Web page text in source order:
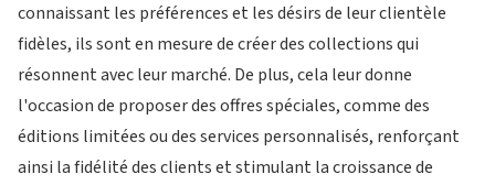
connaissant les préférences et les désirs de leur clientèle
fidèles, ils sont en mesure de créer des collections qui
résonnent avec leur marché. De plus, cela leur donne
l'occasion de proposer des offres spéciales, comme des
éditions limitées ou des services personnalisés, renforçant
ainsi la fidélité des clients et stimulant la croissance de